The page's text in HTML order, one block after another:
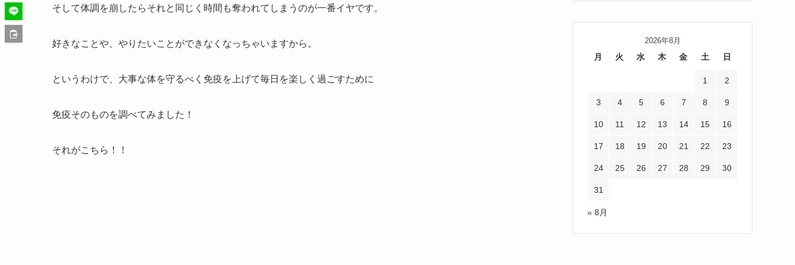
そして体調を崩したらそれと同じく時間も奪われてしまうのが一番イヤです。
好きなことや、やりたいことができなくなっちゃいますから。
というわけで、大事な体を守るべく免疫を上げて毎日を楽しく過ごすために
免疫そのものを調べてみました！
それがこちら！！
2026年8月
月 火 水 木 金 土 日
1 2
3 4 5 6 7 8 9
10 11 12 13 14 15 16
17 18 19 20 21 22 23
24 25 26 27 28 29 30
31
« 8月